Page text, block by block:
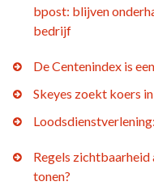
bpost: blijven
bedrijf
De Centenindex is
Skeyes zoekt koers
Regels
tonen?